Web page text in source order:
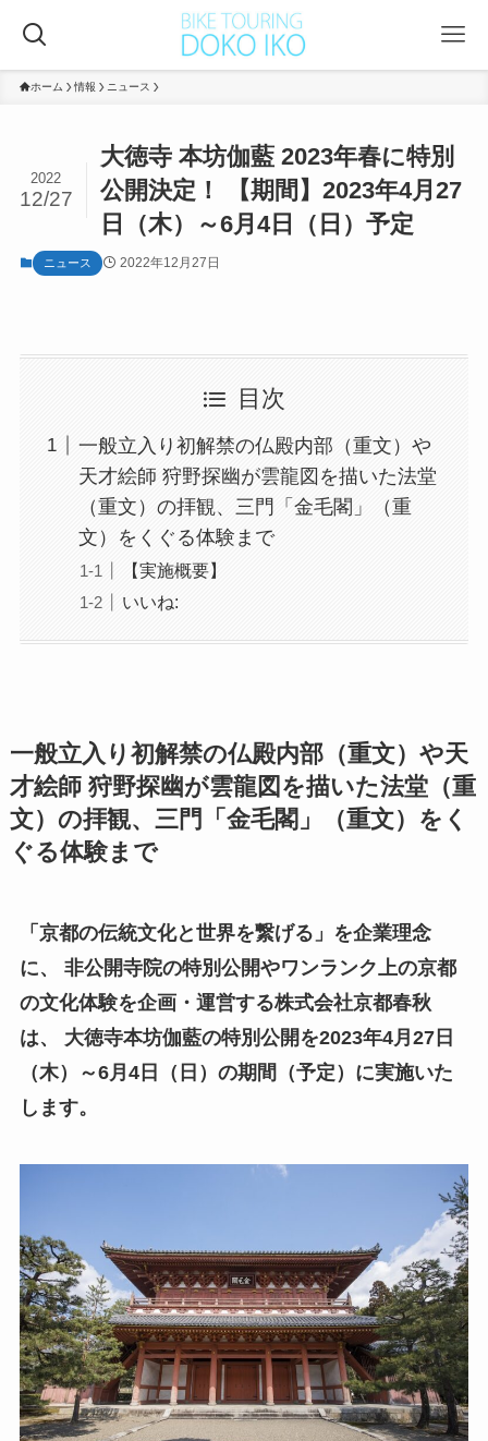
ホーム 情報 ニュース
大徳寺 本坊伽藍 2023年春に特別
公開決定！ 【期間】2023年4月27
日（木）～6月4日（日）予定
2022
12/27
ニュース 2022年12月27日
目次
一般立入り初解禁の仏殿内部（重文）や
天才絵師 狩野探幽が雲龍図を描いた法堂
（重文）の拝観、三門「金毛閣」（重
文）をくぐる体験まで
【実施概要】
いいね:
一般立入り初解禁の仏殿内部（重文）や天
才絵師 狩野探幽が雲龍図を描いた法堂（重
文）の拝観、三門「金毛閣」（重文）をく
ぐる体験まで
「京都の伝統文化と世界を繋げる」を企業理念
に、 非公開寺院の特別公開やワンランク上の京都
の文化体験を企画・運営する株式会社京都春秋
は、 大徳寺本坊伽藍の特別公開を2023年4月27日
（木）～6月4日（日）の期間（予定）に実施いた
します。